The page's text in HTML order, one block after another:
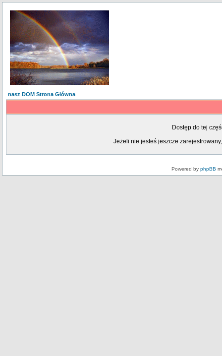
nasz DOM Strona Główna
Dostęp do tej
Jeżeli nie jesteś jeszcze
Powered by phpBB